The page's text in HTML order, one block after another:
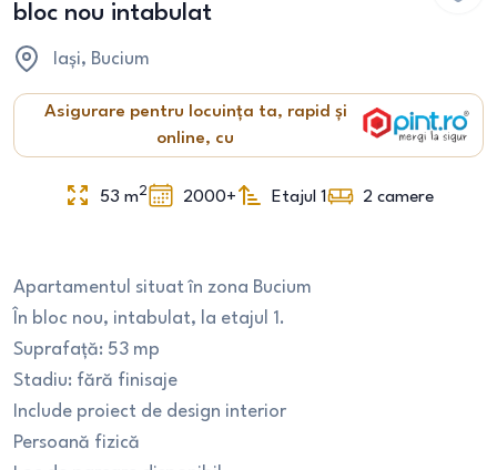
bloc nou intabulat
Iași, Bucium
Asigurare pentru locuința ta, rapid și
online, cu
53 m2 2000+ Etajul 1 2 camere
Apartamentul situat în zona Bucium
În bloc nou, intabulat, la etajul 1.
Suprafață: 53 mp
Stadiu: fără finisaje
Include proiect de design interior
Persoană fizică